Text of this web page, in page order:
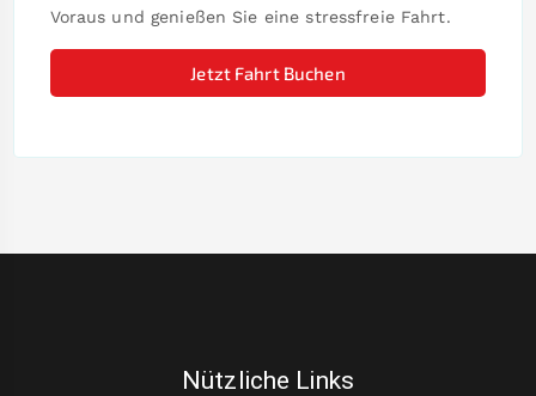
Voraus und genießen Sie eine stressfreie Fahrt.
Jetzt Fahrt Buchen
Nützliche Links